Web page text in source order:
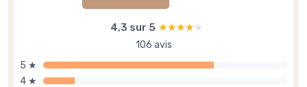
4,3 sur 5 ★★★★★
★★★★★
106 avis
5 ★
4 ★